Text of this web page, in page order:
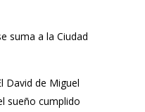
suma a la Ciudad
David de Miguel
sueño cumplido